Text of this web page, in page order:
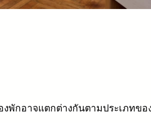
กอาจแตกต่างกันตามประเภทขอ